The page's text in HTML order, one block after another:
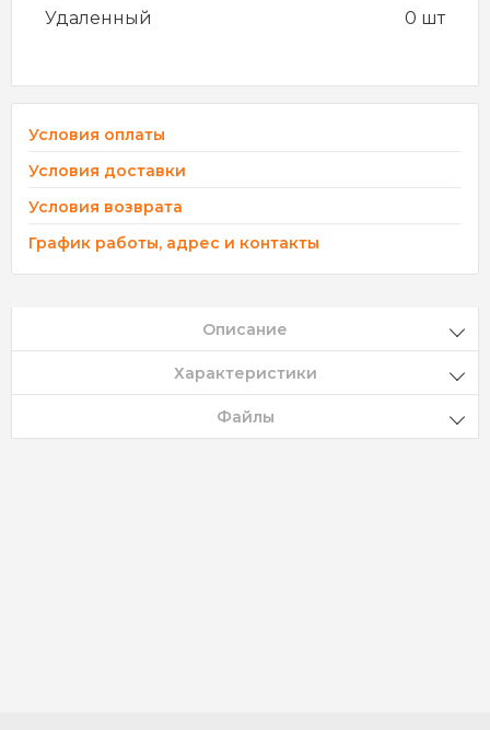
Удаленный
0 шт
Условия оплаты
Условия доставки
Условия возврата
График работы, адрес и контакты
Описание
Характеристики
Файлы